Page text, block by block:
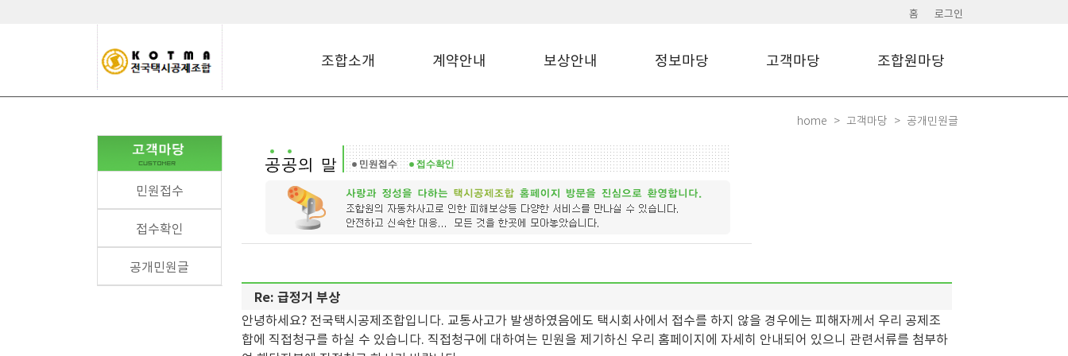
홈 로그인
조합소개 계약안내 보상안내 정보마당 고객마당 조합원마당
민원접수
접수확인
공개민원글
home 고객마당 공개민원글
Re: 급정거 부상
안녕하세요? 전국택시공제조합입니다. 교통사고가 발생하였음에도 택시회사에서 접수를 하지 않을 경우에는 피해자께서 우리 공제조
합에 직접청구를 하실 수 있습니다. 직접청구에 대하여는 민원을 제기하신 우리 홈페이지에 자세히 안내되어 있으니 관련서류를 첨부하